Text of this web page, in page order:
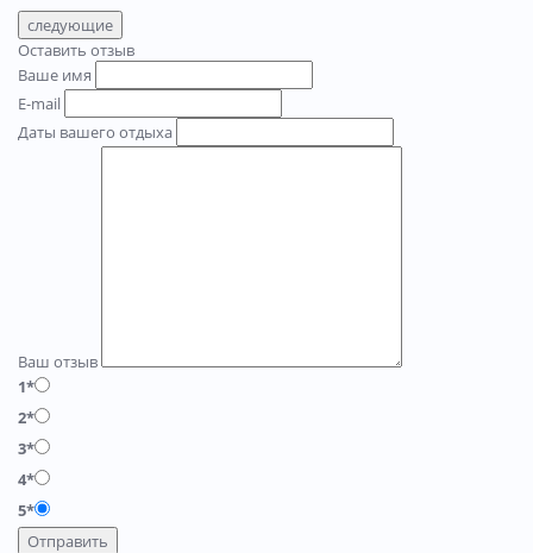
следующие
Оставить отзыв
Ваше имя
E-mail
Даты вашего отдыха
Ваш отзыв
1*
2*
3*
4*
5*
Отправить